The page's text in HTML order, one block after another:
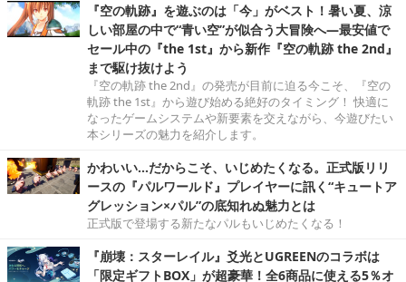
『空の軌跡』を遊ぶのは「今」がベスト！暑い夏、涼
しい部屋の中で“青い空”が似合う大冒険へ―最安値で
セール中の『the 1st』から新作『空の軌跡 the 2nd』
まで駆け抜けよう
『空の軌跡 the 2nd』の発売が目前に迫る今こそ、『空の
軌跡 the 1st』から遊び始める絶好のタイミング！ 快適に
なったゲームシステムや新要素を交えながら、今遊びたい
本シリーズの魅力を紹介します。
かわいい…だからこそ、いじめたくなる。正式版リリ
ースの『パルワールド』プレイヤーに訊く“キュートア
グレッション×パル”の底知れぬ魅力とは
正式版で登場する新たなパルもいじめたくなる！
『崩壊：スターレイル』爻光とUGREENのコラボは
「限定ギフトBOX」が超豪華！全6商品に使える5％オ